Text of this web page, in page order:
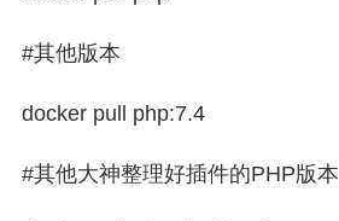
#其他版本
docker pull php:7.4
#其他大神整理好插件的PHP版本